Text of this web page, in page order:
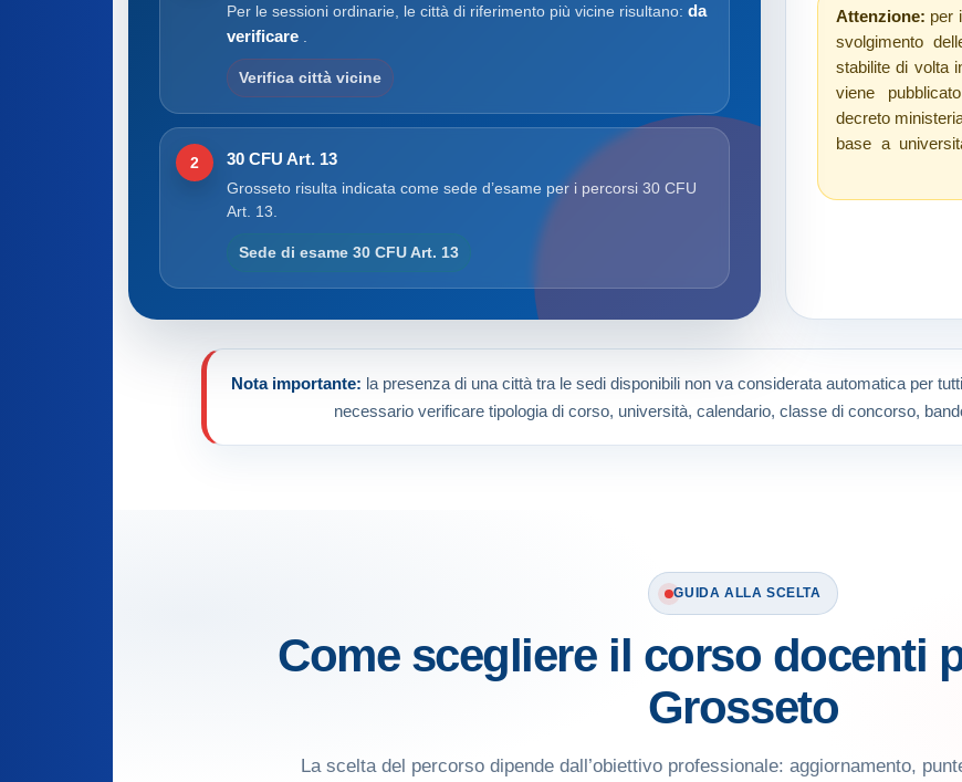
Per le sessioni ordinarie, le città di riferimento più vicine risultano: da
verificare
Verifica città vicine
2 30 CFU Art. 13
Grosseto risulta indicata come sede d’esame per i percorsi 30 CFU
Art. 13.
Sede di esame 30 CFU Art. 13
Attenzione: per
svolgimento
stabilite di volta
viene
decreto
base a
Nota importante: la presenza di una città tra le sedi disponibili non va considerata automatica per
necessario verificare tipologia di corso, università, calendario, classe di concorso,
GUIDA ALLA SCELTA
Come scegliere il corso docenti
Grosseto
La scelta del percorso dipende dall’obiettivo professionale: aggiornamento,